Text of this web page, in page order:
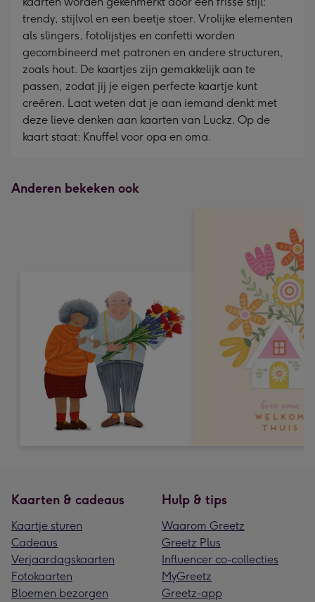
trendy, stijlvol en een beetje stoer. Vrolijke elementen
als slingers, fotolijstjes en confetti worden
gecombineerd met patronen en andere structuren,
zoals hout. De kaartjes zijn gemakkelijk aan te
passen, zodat jij je eigen perfecte kaartje kunt
creëren. Laat weten dat je aan iemand denkt met
deze lieve denken aan kaarten van Luckz. Op de
kaart staat: Knuffel voor opa en oma.
Anderen bekeken ook
Kaarten & cadeaus
Kaartje sturen
Cadeaus
Verjaardagskaarten
Fotokaarten
Bloemen bezorgen
Hulp & tips
Waarom Greetz
Greetz Plus
Influencer co-collecties
MyGreetz
Greetz-app